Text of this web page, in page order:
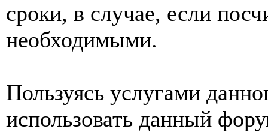
сроки, в случае, если
необходимыми.
Пользуясь услугами
использовать данный